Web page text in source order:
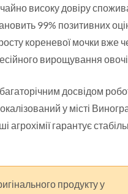
високу довіру
99% позитивних
кореневої мочки вже
вирощування
досвідом
у місті
гарантує
продукту у